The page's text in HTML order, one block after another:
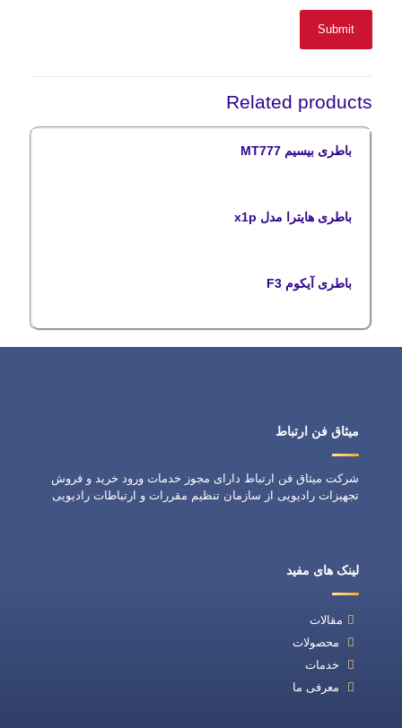
Related products
باطری بیسیم MT777
باطری هایترا مدل x1p
باطری آیکوم F3
میثاق فن ارتباط
شرکت میثاق فن ارتباط دارای مجوز خدمات ورود خرید و فروش
تجهیزات رادیویی از سازمان تنظیم مقررات و ارتباطات رادیویی
لینک های مفید
مقالات
محصولات
خدمات
معرفی ما